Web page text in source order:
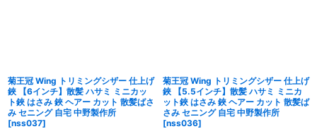
菊王冠 Wing トリミングシザー 仕上げ
鋏 【6インチ】散髪 ハサミ ミニカッ
ト鋏 はさみ 鋏 ヘアー カット 散髪ばさ
み セニング 自宅 中野製作所
[nss037]
菊王冠 Wing トリミングシザー 仕上げ
鋏 【5.5インチ】散髪 ハサミ ミニカ
ット鋏 はさみ 鋏 ヘアー カット 散髪ば
さみ セニング 自宅 中野製作所
[nss036]